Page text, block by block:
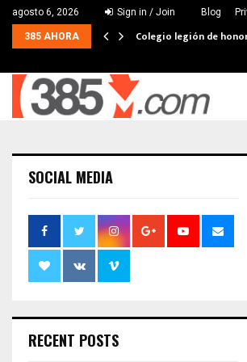
agosto 6, 2026 Sign in / Join Blog
385 AHORA Colegio legión de
SOCIAL MEDIA
RECENT POSTS